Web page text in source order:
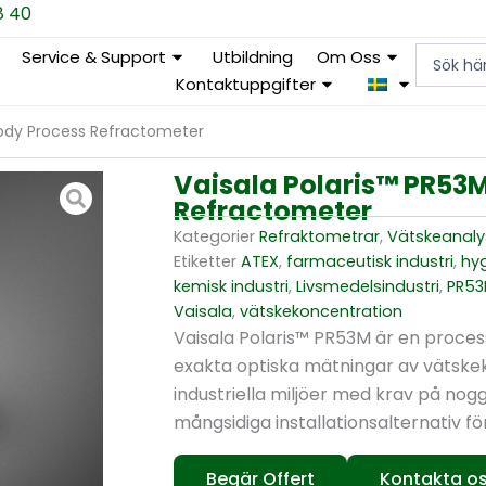
40
Service & Support Utbildning
Om Oss
Kontaktuppgifter
Search
Process Refractometer
Vaisala Polaris™
Refractometer
Kategorier Refraktometrar,
Etiketter ATEX, farmaceutisk industri,
kemisk industri, Livsmedelsindustri,
Vaisala, vätskekoncentration
Vaisala Polaris™ PR53M är en
exakta optiska mätningar av
industriella miljöer med krav på
mångsidiga installationsalternativ
Begär Offert Kontakta